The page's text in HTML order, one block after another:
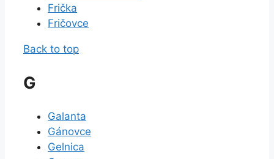
Frička
Fričovce
Back to top
G
Galanta
Gánovce
Gelnica